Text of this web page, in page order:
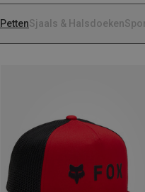
PettenSjaals & Halsdoeken